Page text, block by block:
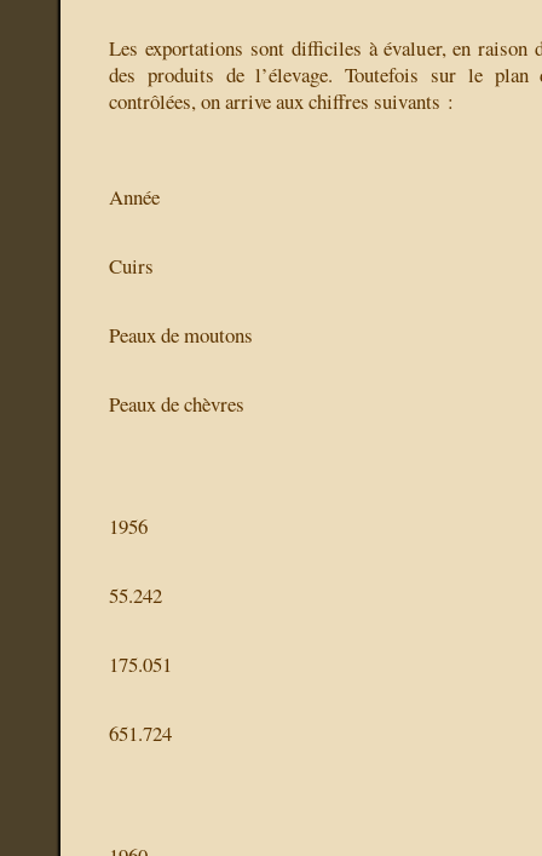
Les exportations sont difficiles à évaluer, en raison
des produits de l’élevage. Toutefois sur le plan
contrôlées, on arrive aux chiffres suivants :
Année
Cuirs
Peaux de moutons
Peaux de chèvres
1956
55.242
175.051
651.724